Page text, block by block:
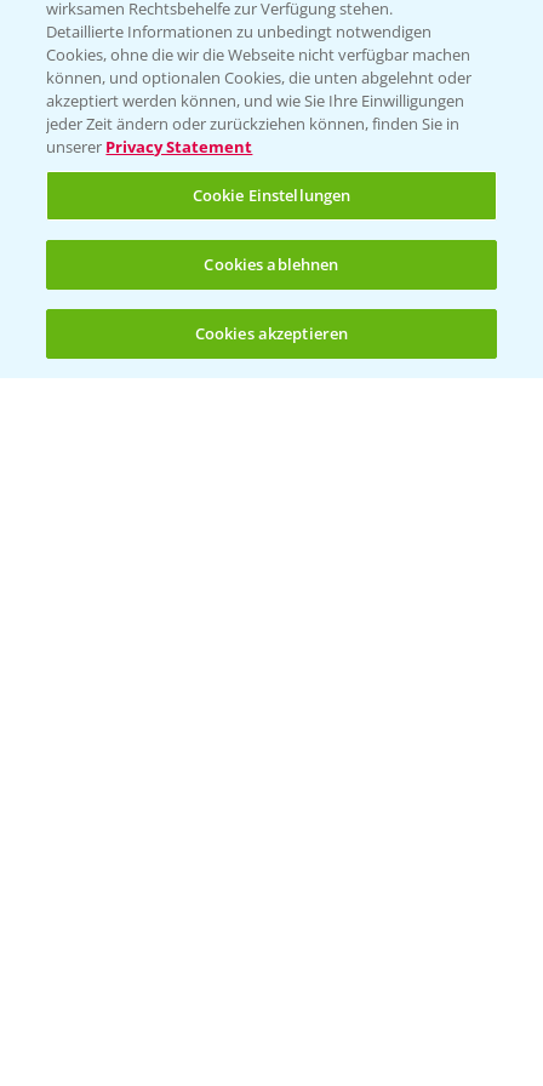
(noch 4)
BROSCHÜREN
Ackerbau
Saatgut
Sonderkulturen
Verantwortung & Sorgfalt
PAMIRA - Packmittelrücknahme
Sammelstellen und Termine
wirksamen Rechtsbehelfe zur Verfügung stehen.
Detaillierte Informationen zu unbedingt notwendigen
Cookies, ohne die wir die Webseite nicht verfügbar machen
können, und optionalen Cookies, die unten abgelehnt oder
akzeptiert werden können, und wie Sie Ihre Einwilligungen
jeder Zeit ändern oder zurückziehen können, finden Sie in
unserer Privacy Statement
Cookie Einstellungen
Cookies ablehnen
Cookies akzeptieren